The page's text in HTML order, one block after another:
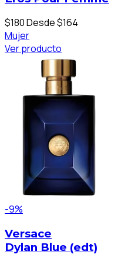
$180Desde $164
Mujer
Ver producto
-9%
Versace
Dylan Blue (edt)